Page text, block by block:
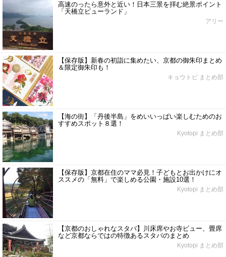
高速のったら意外と近い！日本三景を拝む絶景ポイント
「天橋立ビューランド」
アリー
【保存版】新春の初詣に集めたい、京都の御朱印まとめ
＆限定御朱印も！
キョウトピ まとめ部
【海の街】「丹後半島」をめいいっぱい楽しむためのお
すすめスポット８選！
Kyotopi まとめ部
【保存版】京都在住のママ必見！子どもとお出かけにオ
ススメの「無料」で楽しめる公園・施設10選！
Kyotopi まとめ部
【京都のおしゃれなスタバ】川床席やお寺ビュー、畳席
など京都ならではの特徴あるスタバのまとめ
Kyotopi まとめ部